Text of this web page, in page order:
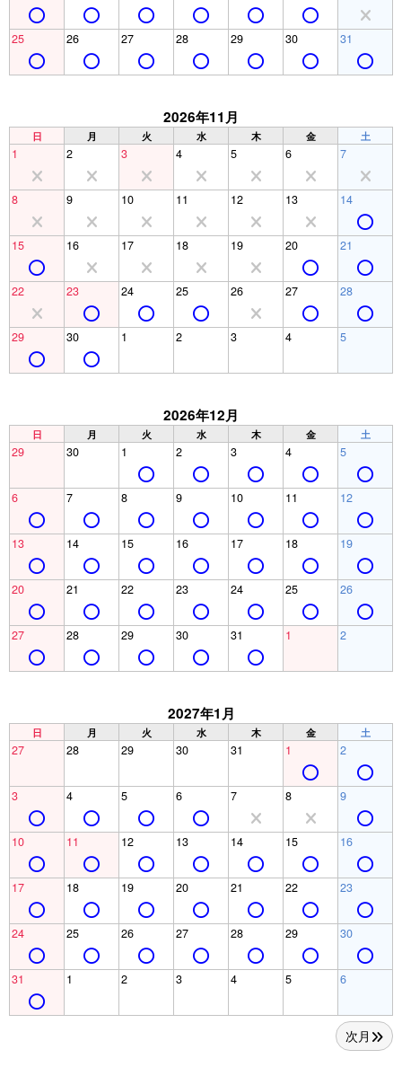
25 26 27 28 29 30 31
2026年11月
日 月 火 水 木 金 土
1 2 3 4 5 6 7
8 9 10 11 12 13 14
15 16 17 18 19 20 21
22 23 24 25 26 27 28
29 30 1 2 3 4 5
2026年12月
日 月 火 水 木 金 土
29 30 1 2 3 4 5
6 7 8 9 10 11 12
13 14 15 16 17 18 19
20 21 22 23 24 25 26
27 28 29 30 31 1 2
2027年1月
日 月 火 水 木 金 土
27 28 29 30 31 1 2
3 4 5 6 7 8 9
10 11 12 13 14 15 16
17 18 19 20 21 22 23
24 25 26 27 28 29 30
31 1 2 3 4 5 6
次月